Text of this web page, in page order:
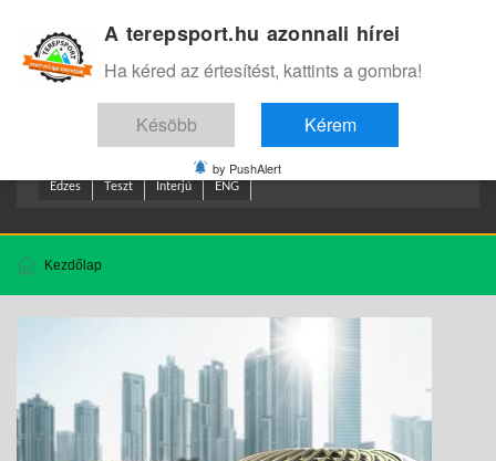
Edzes Teszt Interjú ENG
Kezdőlap
A terepsport.hu azonnali hírei
Ha kéred az értesítést, kattints a gombra!
Késöbb Kérem
by PushAlert